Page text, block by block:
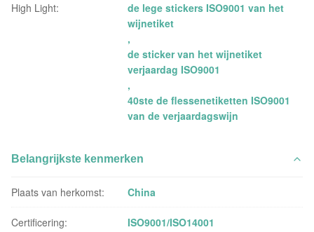
High Light:
de lege stickers ISO9001 van het
wijnetiket
,
de sticker van het wijnetiket
verjaardag ISO9001
,
40ste de flessenetiketten ISO9001
van de verjaardagswijn
Belangrijkste kenmerken
Plaats van herkomst: China
Certificering: ISO9001/ISO14001